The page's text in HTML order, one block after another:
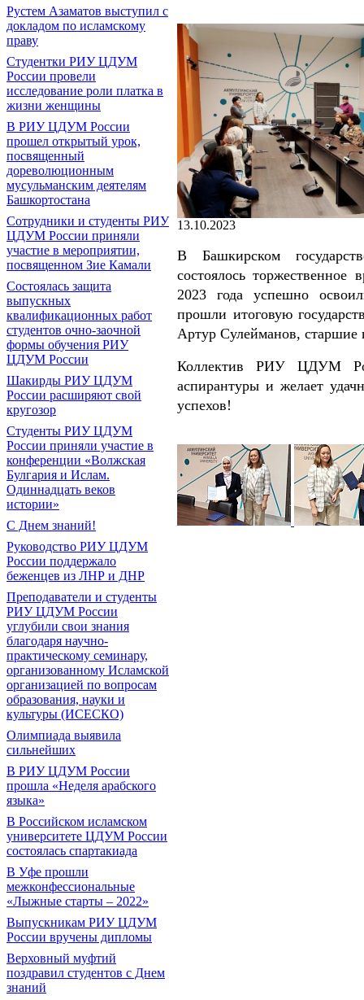
Рустем Азаматов выступил с
докладом по исламскому
праву
Студентки РИУ ЦДУМ
России провели
исследование роли платка в
жизни женщины
В РИУ ЦДУМ России
прошел открытый урок,
посвященный
дореволюционным
мусульманским деятелям
Башкортостана
Сотрудники и студенты РИУ
ЦДУМ России приняли
участие в мероприятии,
посвященном Зие Камали
Состоялась защита
выпускных
квалификационных работ
студентов очно-заочной
формы обучения РИУ
ЦДУМ России
Шакирды РИУ ЦДУМ
России расширяют свой
кругозор
Студенты РИУ ЦДУМ
России приняли участие в
конференции «Волжская
Булгария и Ислам.
Одиннадцать веков
истории»
С Днем знаний!
Руководство РИУ ЦДУМ
России поддержало
беженцев из ЛНР и ДНР
Преподаватели и студенты
РИУ ЦДУМ России
углубили свои знания
благодаря научно-
практическому семинару,
организованному Исламской
организацией по вопросам
образования, науки и
культуры (ИСЕСКО)
Олимпиада выявила
сильнейших
В РИУ ЦДУМ России
прошла «Неделя арабского
языка»
В Российском исламском
университете ЦДУМ России
состоялась спартакиада
В Уфе прошли
межконфессиональные
«Лыжные старты – 2022»
Выпускникам РИУ ЦДУМ
России вручены дипломы
Верховный муфтий
поздравил студентов с Днем
знаний
13.10.2023
В Башкирском
состоялось
2023 года успешно
прошли итоговую
Артур Сулейманов, старшие
Коллектив РИУ ЦДУМ
аспирантуры и желает
успехов!